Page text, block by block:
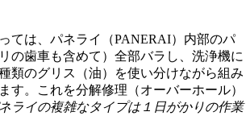
ては、パネライ（PANERAI）内部のパ
の歯車も含めて）全部バラし、洗浄機に
類のグリス（油）を使い分けながら組み
す。これを分解修理（オーバーホール）
ライの複雑なタイプは１日がかりの作業